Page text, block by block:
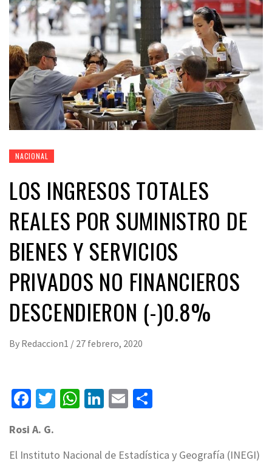
NACIONAL
LOS INGRESOS TOTALES
REALES POR SUMINISTRO DE
BIENES Y SERVICIOS
PRIVADOS NO FINANCIEROS
DESCENDIERON (-)0.8%
By Redaccion1 / 27 febrero, 2020
Facebook
Twitter
WhatsApp
LinkedIn
Email
Rosi A. G.
El Instituto Nacional de Estadística y Geografía (INEGI)